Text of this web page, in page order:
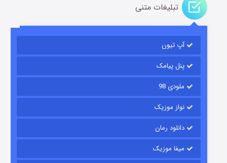
تبلیغات متنی
آپ تیون
پنل پیامک
ملودی 98
نواز موزیک
دانلود رمان
میفا موزیک